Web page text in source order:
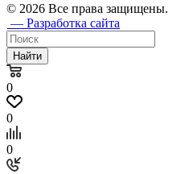
© 2026 Все права защищены.
— Разработка сайта
Найти
0
0
0